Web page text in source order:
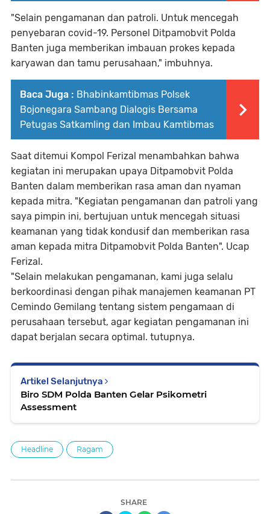
"Selain pengamanan dan patroli. Untuk mencegah
penyebaran covid-19. Personel Ditpamobvit Polda
Banten juga memberikan imbauan prokes kepada
karyawan dan tamu perusahaan," imbuhnya.
Baca Juga : Bhabinkamtibmas Polsek
Bojonegara Sambang Dialogis Bersama
Petugas Satkamling dan Imbau Kamtibmas
Saat ditemui Kompol Ferizal menambahkan bahwa
kegiatan ini merupakan upaya Ditpamobvit Polda
Banten dalam memberikan rasa aman dan nyaman
kepada mitra. "Kegiatan pengamanan dan patroli yang
saya pimpin ini, bertujuan untuk mencegah situasi
keamanan yang tidak kondusif dan memberikan rasa
aman kepada mitra Ditpamobvit Polda Banten". Ucap
Ferizal.
"Selain melakukan pengamanan, kami juga selalu
berkoordinasi dengan pihak manajemen keamanan PT
Cemindo Gemilang tentang sistem pengamaan di
perusahaan tersebut, agar kegiatan pengamanan ini
dapat berjalan secara optimal. tutupnya.
Artikel Selanjutnya
Biro SDM Polda Banten Gelar Psikometri
Assessment
Headline Ragam
SHARE